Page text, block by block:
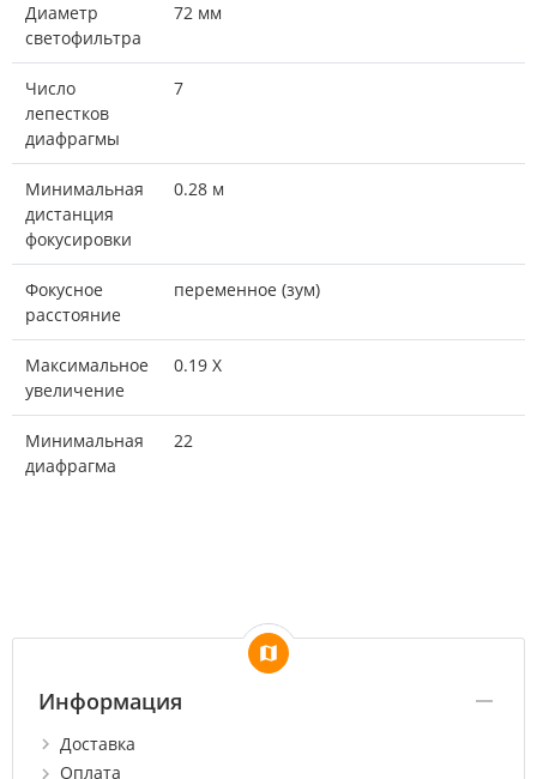
Диаметр
светофильтра
72 мм
Число
лепестков
диафрагмы
7
Минимальная
дистанция
фокусировки
0.28 м
Фокусное
расстояние
переменное (зум)
Максимальное
увеличение
0.19 X
Минимальная
диафрагма
22
Информация
Доставка
Оплата